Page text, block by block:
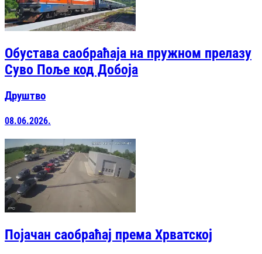
Обустава саобраћаја на пружном прелазу
Суво Поље код Добоја
Друштво
08.06.2026.
Појачан саобраћај према Хрватској